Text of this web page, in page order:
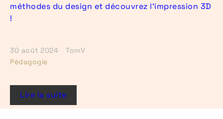
méthodes du design et découvrez l’impression 3D
!
30 août 2024
TomV
Pédagogie
Lire la suite